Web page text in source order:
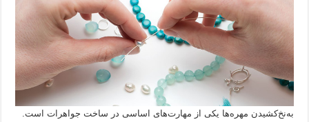
به‌نخ‌کشیدن مهره‌ها یکی از مهارت‌های اساسی در ساخت جواهرات است.